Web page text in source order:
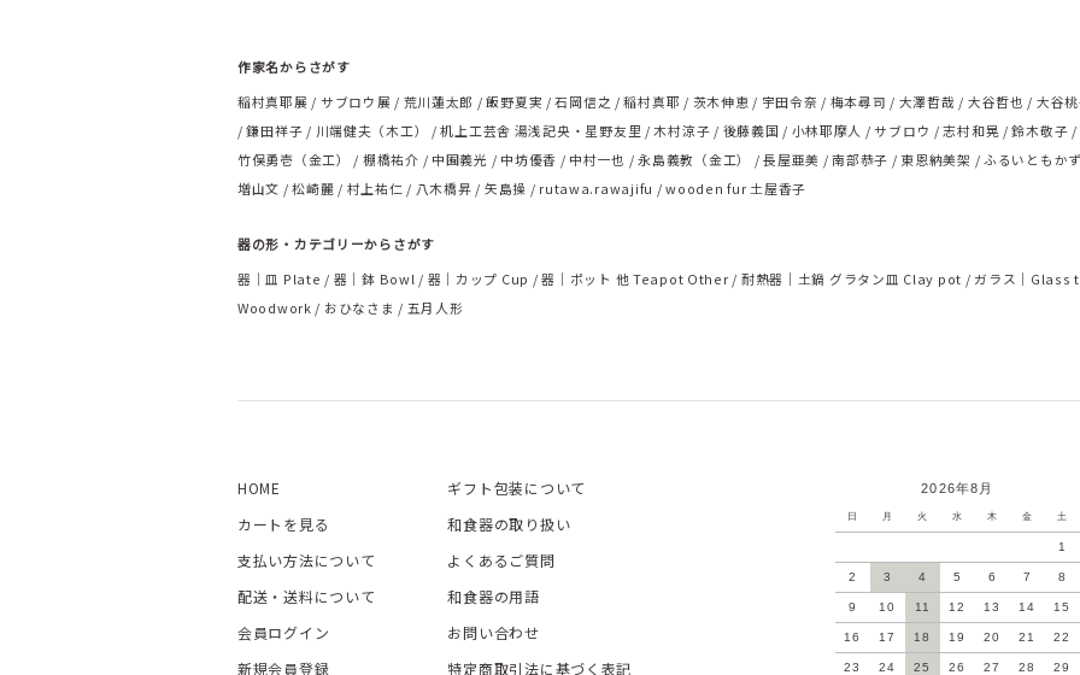
作家名からさがす
稲村真耶展
サブロウ展 荒川蓮太郎 飯野夏実 石岡信之 稲村真耶 茨木伸恵 宇田令奈 梅本尋司 大澤哲哉 大谷哲也
大谷
鎌田祥子
川端健夫（木工） 机上工芸舎 湯浅記央・星野友里 木村涼子 後藤義国 小林耶摩人 サブロウ 志村和晃
鈴木敬子
竹俣勇壱（金工）
棚橋祐介 中囿義光 中坊優香 中村一也 永島義教（金工） 長屋亜美 南部恭子 東恩納美架
ふるいともか
増山文
松崎麗 村上祐仁 八木橋昇 矢島操 rutawa.rawajifu wooden fur 土屋香子
器の形・カテゴリーからさがす
器｜皿 Plate
器｜鉢 Bowl 器｜カップ Cup 器｜ポット 他 Teapot Other 耐熱器｜土鍋 グラタン皿 Clay pot
ガラス｜
Woodwork
おひなさま 五月人形
HOME
カートを見る
支払い方法について
配送・送料について
会員ログイン
新規会員登録
ギフト包装について
和食器の取り扱い
よくあるご質問
和食器の用語
お問い合わせ
特定商取引法に基づく表記
2026年8月
日 月 火 水 木 金 土
1
2 3 4 5 6 7 8
9 10 11 12 13 14 15
16 17 18 19 20 21 22
23 24 25 26 27 28 29